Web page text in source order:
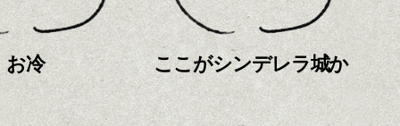
お冷 ここがシンデレラ城か